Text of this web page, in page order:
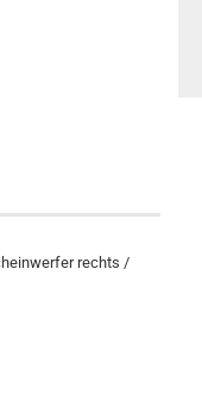
rechts /